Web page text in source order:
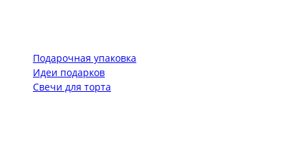
Подарочная упаковка
Идеи подарков
Свечи для торта